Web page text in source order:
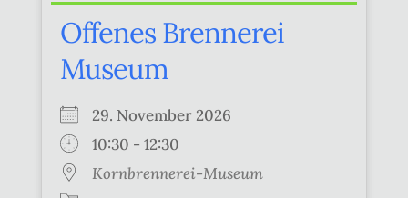
Offenes Brennerei
Museum
29. November 2026
10:30 - 12:30
Kornbrennerei-Museum